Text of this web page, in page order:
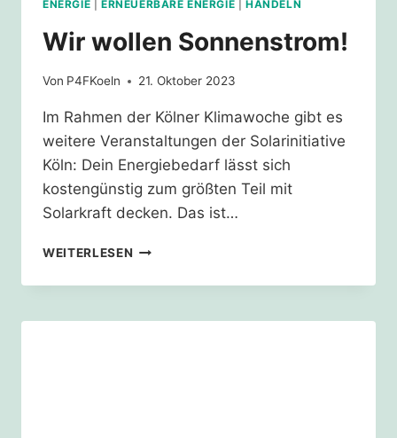
ENERGIE ERNEUERBARE ENERGIE |HANDELN
Wir wollen Sonnenstrom!
Von P4FKoeln 21. Oktober 2023
Im Rahmen der Kölner Klimawoche gibt es
weitere Veranstaltungen der Solarinitiative
Köln: Dein Energiebedarf lässt sich
kostengünstig zum größten Teil mit
Solarkraft decken. Das ist…
WEITERLESEN WIR
SONNENSTROM!